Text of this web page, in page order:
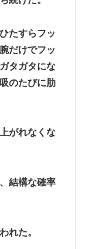
たすらフッ
だけでフッ
タガタにな
のたびに肋
がれなくな
結構な確率
れた。